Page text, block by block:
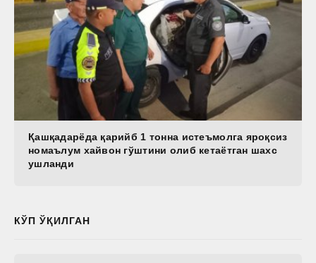
Қашқадарёда қарийб 1 тонна истеъмолга яроқсиз
номаълум хайвон гўштини олиб кетаётган шахс
ушланди
КЎП ЎҚИЛГАН